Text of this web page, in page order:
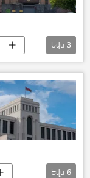
Եվս 3
Եվս 6